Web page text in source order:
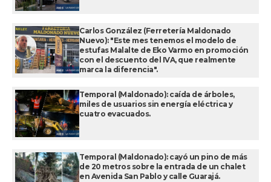
Carlos González (Ferretería Maldonado
Nuevo): "Este mes tenemos el modelo de
estufas Malalte de Eko Varmo en promoción
con el descuento del IVA, que realmente
marca la diferencia".
Temporal (Maldonado): caída de árboles,
miles de usuarios sin energía eléctrica y
cuatro evacuados.
Temporal (Maldonado): cayó un pino de más
de 20 metros sobre la entrada de un chalet
en Avenida San Pablo y calle Guarajá.